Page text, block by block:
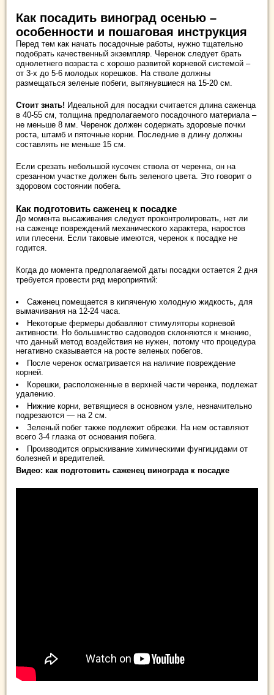
Как посадить виноград осенью –
особенности и пошаговая инструкция
Перед тем как начать посадочные работы, нужно тщательно
подобрать качественный экземпляр. Черенок следует брать
однолетнего возраста с хорошо развитой корневой системой –
от 3-х до 5-6 молодых корешков. На стволе должны
размещаться зеленые побеги, вытянувшиеся на 15-20 см.
Стоит знать! Идеальной для посадки считается длина саженца
в 40-55 см, толщина предполагаемого посадочного материала –
не меньше 8 мм. Черенок должен содержать здоровые почки
роста, штамб и пяточные корни. Последние в длину должны
составлять не меньше 15 см.
Если срезать небольшой кусочек ствола от черенка, он на
срезанном участке должен быть зеленого цвета. Это говорит о
здоровом состоянии побега.
Как подготовить саженец к посадке
До момента высаживания следует проконтролировать, нет ли
на саженце повреждений механического характера, наростов
или плесени. Если таковые имеются, черенок к посадке не
годится.
Когда до момента предполагаемой даты посадки остается 2 дня
требуется провести ряд мероприятий:
Саженец помещается в кипяченую холодную жидкость, для
вымачивания на 12-24 часа.
Некоторые фермеры добавляют стимуляторы корневой
активности. Но большинство садоводов склоняются к мнению,
что данный метод воздействия не нужен, потому что процедура
негативно сказывается на росте зеленых побегов.
После черенок осматривается на наличие повреждение
корней.
Корешки, расположенные в верхней части черенка, подлежат
удалению.
Нижние корни, ветвящиеся в основном узле, незначительно
подрезаются — на 2 см.
Зеленый побег также подлежит обрезки. На нем оставляют
всего 3-4 глазка от основания побега.
Производится опрыскивание химическими фунгицидами от
болезней и вредителей.
Видео: как подготовить саженец винограда к посадке